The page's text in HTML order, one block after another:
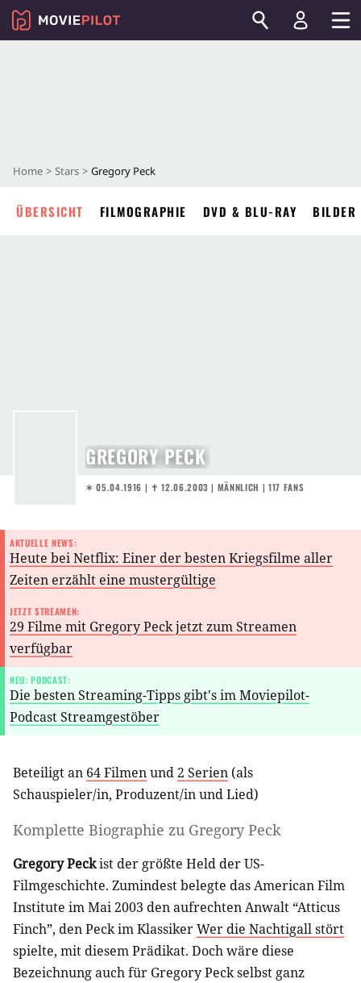
Home Stars Gregory Peck
ÜBERSICHT FILMOGRAPHIE DVD & BLU-RAY BILDER
GREGORY PECK
✶ 05.04.1916 | ✝︎ 12.06.2003 | MÄNNLICH | 117 FANS
AKTUELLE NEWS:
Heute bei Netflix: Einer der besten Kriegsfilme aller
Zeiten erzählt eine mustergültige
JETZT STREAMEN:
29 Filme mit Gregory Peck jetzt zum Streamen
verfügbar
NEU: PODCAST:
Die besten Streaming-Tipps gibt's im Moviepilot-
Podcast Streamgestöber
Beteiligt an 64 Filmenund2 Serien (als
Schauspieler/in, Produzent/inundLied)
Komplette Biographie zu Gregory Peck
Gregory Peckist der größte Held der US-
Filmgeschichte. Zumindest belegte das American Film
Institute im Mai 2003 den aufrechten Anwalt “Atticus
Finch”, den Peck im KlassikerWer die Nachtigall stört
spielte, mit diesem Prädikat. Doch wäre diese
Bezeichnung auch für Gregory Peck selbst ganz